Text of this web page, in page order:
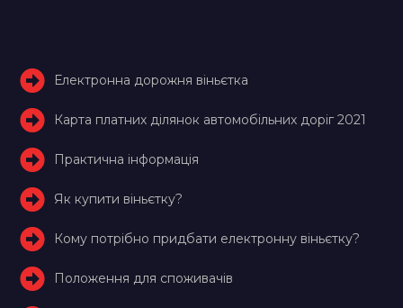
Електронна дорожня віньєтка
Карта платних ділянок автомобільних доріг 2021
Практична інформація
Як купити віньєтку?
Кому потрібно придбати електронну віньєтку?
Положення для споживачів